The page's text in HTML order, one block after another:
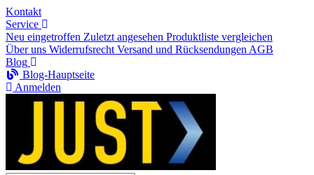
Kontakt
Service
Neu eingetroffen Zuletzt angesehen Produktliste vergleichen
Über uns Widerrufsrecht Versand und Rücksendungen AGB
Blog
Blog-Hauptseite
Anmelden